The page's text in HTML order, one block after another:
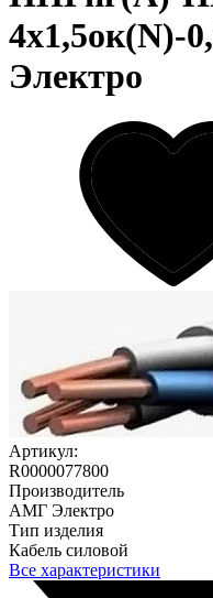
4х1,5ок(N)-
Электро
Артикул:
R0000077800
Производитель
АМГ Электро
Тип изделия
Кабель силовой
Все характеристики